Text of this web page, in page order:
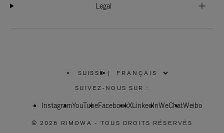
Legal
SUISSE
SÉLECTIONNEZ
VOTRE
|
SUIVEZ-NOUS SUR :
InstagramYouTubeFacebookXLinkedInWeChatWeibo
© 2026 RIMOWA - TOUS DROITS RÉSERVÉS